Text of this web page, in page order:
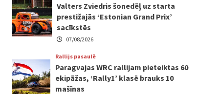
Valters Zviedris šonedēļ uz starta
prestižajās ‘Estonian Grand Prix’
sacīkstēs
07/08/2026
Rallijs pasaulē
Paragvajas WRC rallijam pieteiktas 60
ekipāžas, ‘Rally1’ klasē brauks 10
mašīnas